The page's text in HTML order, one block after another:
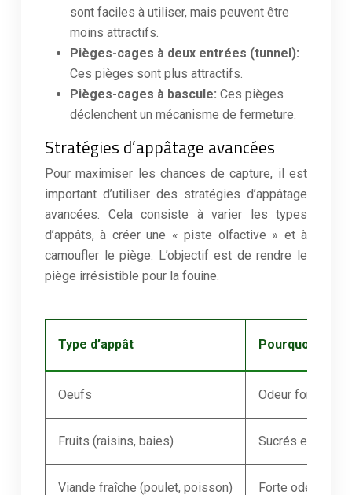
sont faciles à utiliser, mais peuvent être
moins attractifs.
Pièges-cages à deux entrées (tunnel):
Ces pièges sont plus attractifs.
Pièges-cages à bascule: Ces pièges
déclenchent un mécanisme de fermeture.
Stratégies d’appâtage avancées
Pour maximiser les chances de capture, il est
important d’utiliser des stratégies d’appâtage
avancées. Cela consiste à varier les types
d’appâts, à créer une « piste olfactive » et à
camoufler le piège. L’objectif est de rendre le
piège irrésistible pour la fouine.
Type d’appât Pourquoi ça
Oeufs Odeur forte,
Fruits (raisins, baies) Sucrés et
Viande fraîche (poulet, poisson) Forte odeur,